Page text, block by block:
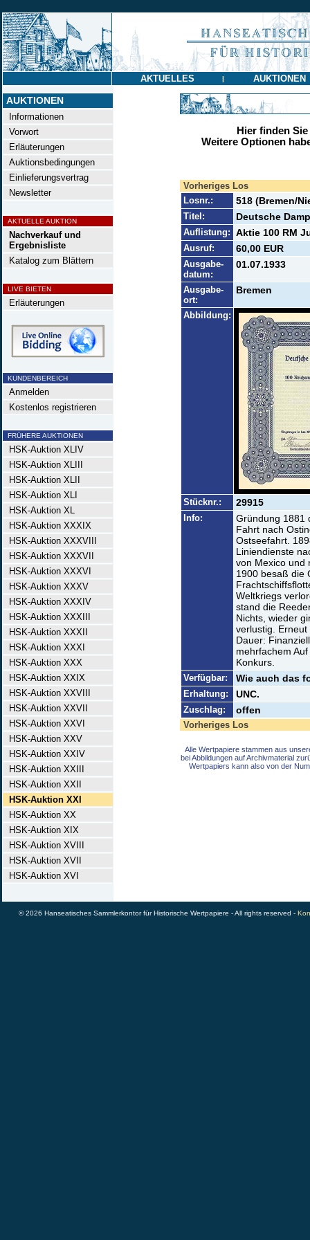
AKTUELLES | AUKTIONEN
AUKTIONEN
Informationen
Vorwort
Erläuterungen
Auktionsbedingungen
Einlieferungsvertrag
Newsletter
AKTUELLE AUKTION
Nachverkauf und
Ergebnisliste
Katalog zum Blättern
LIVE BIETEN
Erläuterungen
KUNDENBEREICH
Anmelden
Kostenlos registrieren
FRÜHERE AUKTIONEN
HSK-Auktion XLIV
HSK-Auktion XLIII
HSK-Auktion XLII
HSK-Auktion XLI
HSK-Auktion XL
HSK-Auktion XXXIX
HSK-Auktion XXXVIII
HSK-Auktion XXXVII
HSK-Auktion XXXVI
HSK-Auktion XXXV
HSK-Auktion XXXIV
HSK-Auktion XXXIII
HSK-Auktion XXXII
HSK-Auktion XXXI
HSK-Auktion XXX
HSK-Auktion XXIX
HSK-Auktion XXVIII
HSK-Auktion XXVII
HSK-Auktion XXVI
HSK-Auktion XXV
HSK-Auktion XXIV
HSK-Auktion XXIII
HSK-Auktion XXII
HSK-Auktion XXI
HSK-Auktion XX
HSK-Auktion XIX
HSK-Auktion XVIII
HSK-Auktion XVII
HSK-Auktion XVI
Hier finden
Weitere Optionen
Vorheriges Los
Losnr.:
518 (Bremen/
Titel: Deutsche
Auflistung: Aktie 100 RM
Ausruf: 60,00 EUR
Ausgabe-
datum:
01.07.1933
Ausgabe-
ort:
Bremen
Abbildung:
Stücknr.: 29915
Info:
Gründung 1881
Fahrt nach
Ostseefahrt.
Liniendienste
von Mexico und
1900 besaß die
Weltkriegs
stand die
Nichts, wieder
verlustig.
Dauer:
mehrfachem
Konkurs.
Verfügbar: Wie auch das
Erhaltung: UNC.
Zuschlag: offen
Vorheriges Los
Alle Wertpapiere stammen aus
bei Abbildungen auf Archivmaterial
Wertpapiers kann also von der
© 2026 Hanseatisches Sammlerkontor für Historische Wertpapiere - All rights reserved -